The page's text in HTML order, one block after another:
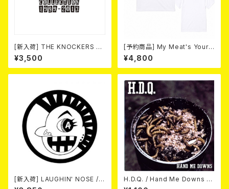
[新入荷] THE KNOCKERS 『S
CUM COLLECTION 1999
～2013』(2xCD)
¥3,500
[予約商品] My Meat's Your
Poison -あんたにゃ毒でもオイ
ラにゃ薬- (WHITE) 熊本地震
復興支援T-shirt (XXL & XXX
予定！
¥4,800
[新入荷] LAUGHIN' NOSE / P
USSY FOR SALE (LP)
H.D.Q. / Hand Me Downs (C
OLORVINYL/7”EP)